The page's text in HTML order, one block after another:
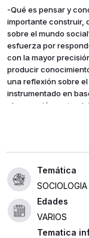
-Qué es pensar y
importante construir,
sobre el mundo
esfuerza por
con la mayor
producir
una reflexión sobre
instrumentado en
observación,
cuantitativos), esta
SOCIOLOGIA
Edades
VARIOS
Tematica